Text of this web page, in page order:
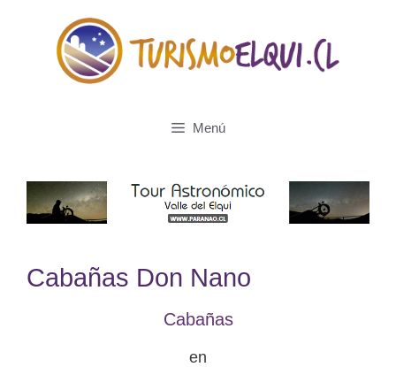
contenido
Menú
Cabañas Don Nano
Cabañas
en